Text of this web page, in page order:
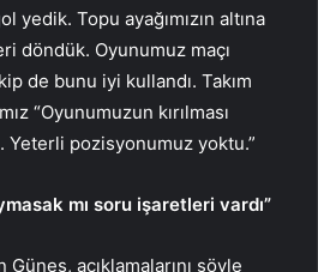
Topu ayağımızın altına
döndük. Oyunumuz maçı
de bunu iyi kullandı. Takım
“Oyunumuzun kırılması
Yeterli pozisyonumuz yoktu.”
mı soru işaretleri vardı”
açıklamalarını şöyle